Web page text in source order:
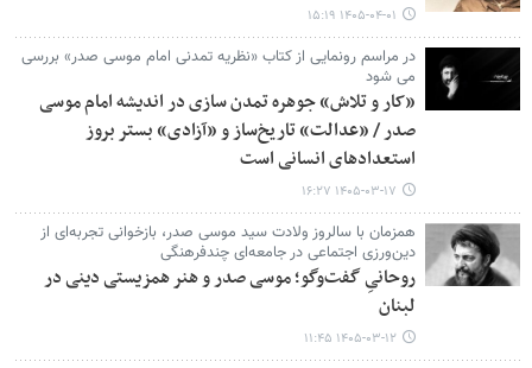
۱۴۰۵-۰۴-۰۱ ۱۵:۱۹
در مراسم رونمایی از کتاب «نظریه تمدنی امام موسی صدر» بررسی
می شود
«کار و تلاش» جوهره تمدن سازی در اندیشه امام موسی
صدر / «عدالت» تاریخ‌ساز و «آزادی» بستر بروز
استعدادهای انسانی است
۱۴۰۵-۰۳-۱۷ ۱۶:۲۷
همزمان با سالروز ولادت سید موسی صدر، بازخوانی تجربه‌ای از
دین‌ورزی اجتماعی در جامعه‌ای چندفرهنگی
روحانیِ گفت‌وگو؛ موسی صدر و هنر همزیستی دینی در
لبنان
۱۴۰۵-۰۳-۱۲ ۱۱:۴۵